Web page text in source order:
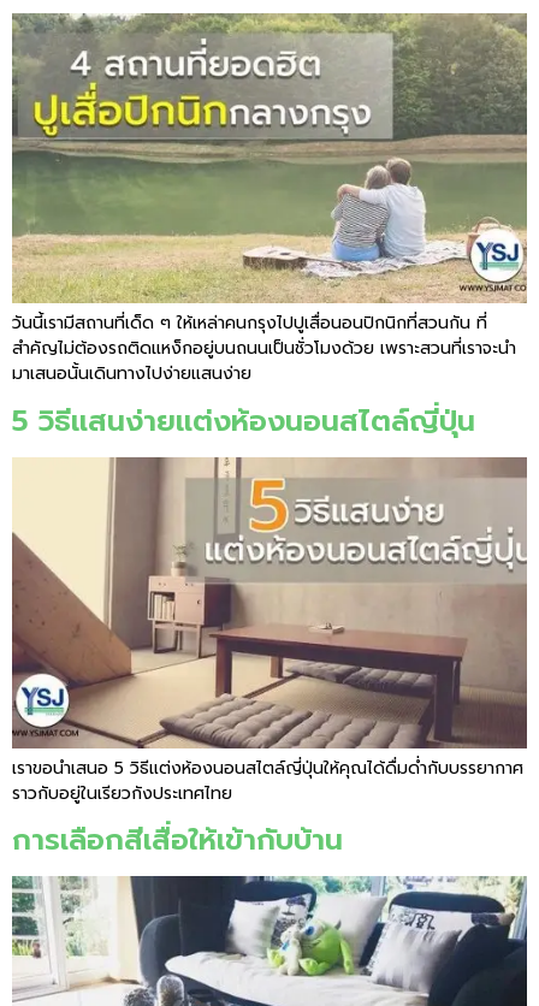
วันนี้เรามีสถานที่เด็ด ๆ ให้เหล่าคนกรุงไปปูเสื่อนอนปิกนิกที่สวนกัน ที่
สำคัญไม่ต้องรถติดแหง็กอยู่บนถนนเป็นชั่วโมงด้วย เพราะสวนที่เราจะนำ
มาเสนอนั้นเดินทางไปง่ายแสนง่าย
5 วิธีแสนง่ายแต่งห้องนอนสไตล์ญี่ปุ่น
เราขอนำเสนอ 5 วิธีแต่งห้องนอนสไตล์ญี่ปุ่นให้คุณได้ดื่มด่ำกับบรรยากาศ
ราวกับอยู่ในเรียวกังประเทศไทย
การเลือกสีเสื่อให้เข้ากับบ้าน